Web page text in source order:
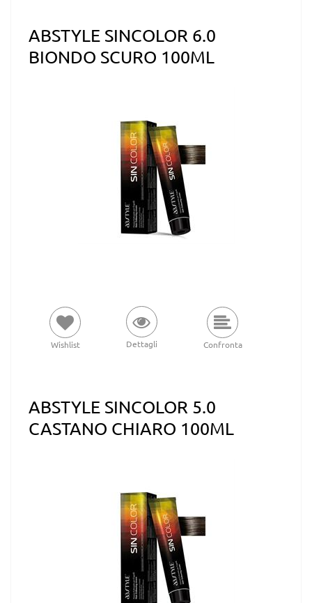
ABSTYLE SINCOLOR 6.0
BIONDO SCURO 100ML
Wishlist Dettagli Confronta
ABSTYLE SINCOLOR 5.0
CASTANO CHIARO 100ML